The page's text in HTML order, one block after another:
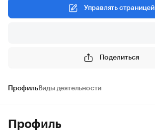
Управлять страницей
Поделиться
ПрофильВиды деятельности
Профиль